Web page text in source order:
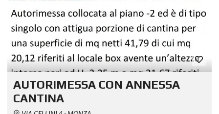
AUTORIMESSA CON ANNESSA
CANTINA